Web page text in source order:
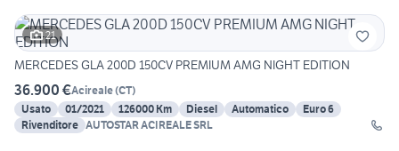
21
MERCEDES GLA 200D 150CV PREMIUM AMG NIGHT EDITION
36.900 €Acireale(CT)
Usato
01/2021 126000 Km Diesel Automatico
Euro 6
Rivenditore AUTOSTAR ACIREALE SRL